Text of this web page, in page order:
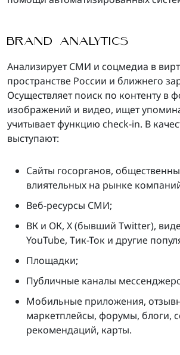
BRAND ANALYTICS
Анализирует СМИ и соцмедиа в
пространстве России и ближнего
Осуществляет поиск по контенту в
изображений и видео, ищет
учитывает функцию check-in. В
выступают:
Сайты госорганов,
влиятельных на рынке
Веб-ресурсы СМИ;
ВК и ОК, Х (бывший Twitter),
YouTube, Тик-Ток и другие
Площадки;
Публичные каналы
Мобильные приложения,
маркетплейсы, форумы, блоги,
рекомендаций, карты.